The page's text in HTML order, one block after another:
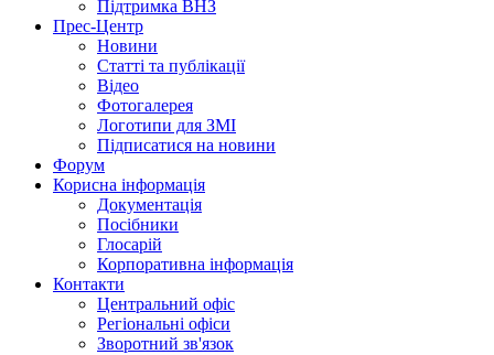
Підтримка ВНЗ
Прес-Центр
Новини
Статті та публікації
Відео
Фотогалерея
Логотипи для ЗМІ
Підписатися на новини
Форум
Корисна інформація
Документація
Посібники
Глосарій
Корпоративна інформація
Контакти
Центральний офіс
Регіональні офіси
Зворотний зв'язок